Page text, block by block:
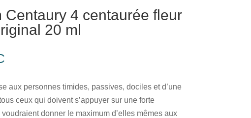
Centaury 4 centaurée fleur
20 ml
aux personnes timides, passives, dociles et d’une
ceux qui doivent s’appuyer sur une forte
donner le maximum d’elles mêmes aux